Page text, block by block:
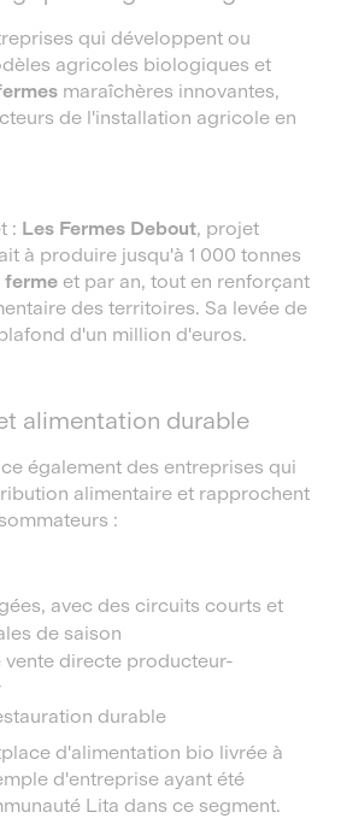
qui développent ou
agricoles biologiques et
maraîchères innovantes,
de l'installation agricole en
: Les Fermes Debout, projet
à produire jusqu'à 1 000 tonnes
ferme et par an, tout en renforçant
des territoires. Sa levée de
d'un million d'euros.
alimentation durable
également des entreprises qui
alimentaire et rapprochent
:
avec des circuits courts et
de saison
vente directe producteur-
durable
d'alimentation bio livrée à
d'entreprise ayant été
Lita dans ce segment.